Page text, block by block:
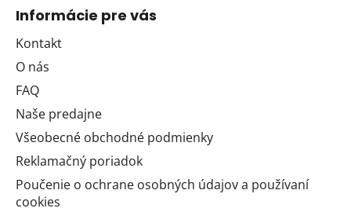
Informácie pre vás
Kontakt
O nás
FAQ
Naše predajne
Všeobecné obchodné podmienky
Reklamačný poriadok
Poučenie o ochrane osobných údajov a používaní
cookies